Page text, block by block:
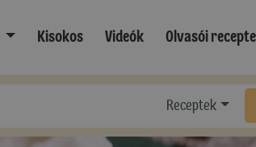
Kisokos Videók Olvasói
Receptek